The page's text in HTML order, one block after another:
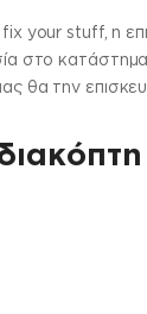
your stuff, η
στο
θα την